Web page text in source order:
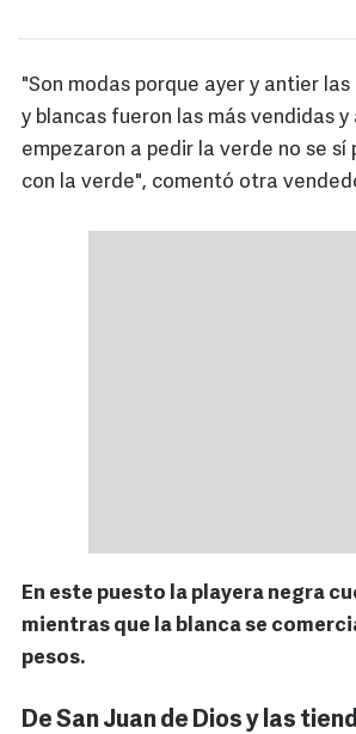
"Son modas porque ayer y antier
y blancas fueron las más vendidas y
empezaron a pedir la verde no se sí
con la verde", comentó otra
En este puesto la playera negra
mientras que la blanca se
pesos.
De San Juan de Dios y las